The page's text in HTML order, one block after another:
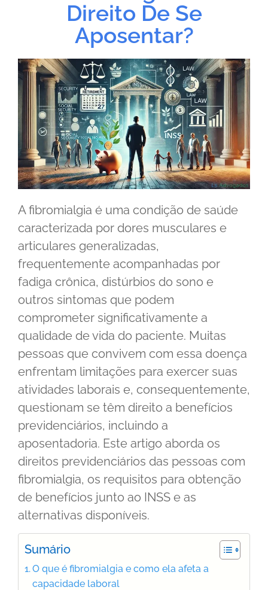
Direito De Se
Aposentar?
A fibromialgia é uma condição de saúde
caracterizada por dores musculares e
articulares generalizadas,
frequentemente acompanhadas por
fadiga crônica, distúrbios do sono e
outros sintomas que podem
comprometer significativamente a
qualidade de vida do paciente. Muitas
pessoas que convivem com essa doença
enfrentam limitações para exercer suas
atividades laborais e, consequentemente,
questionam se têm direito a benefícios
previdenciários, incluindo a
aposentadoria. Este artigo aborda os
direitos previdenciários das pessoas com
fibromialgia, os requisitos para obtenção
de benefícios junto ao INSS e as
alternativas disponíveis.
Sumário
O que é fibromialgia e como ela afeta a
capacidade laboral